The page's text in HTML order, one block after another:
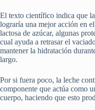
El texto científico indica que
lograría una mejor acción en
lactosa de azúcar, algunas
cual ayuda a retrasar el
mantener la hidratación
largo.
Por si fuera poco, la leche
componente que actúa como
cuerpo, haciendo que esto